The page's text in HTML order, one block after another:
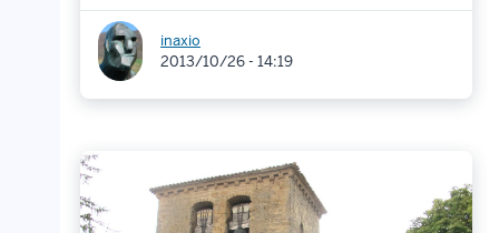
inaxio
2013/10/26 - 14:19